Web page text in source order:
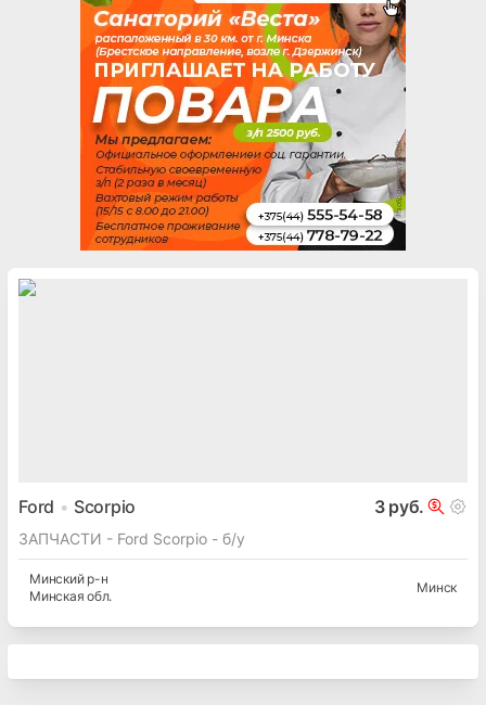
Ford Scorpio 3 руб.
ЗАПЧАСТИ - Ford Scorpio - б/у
Минскийр-н
Минская обл.
Минск